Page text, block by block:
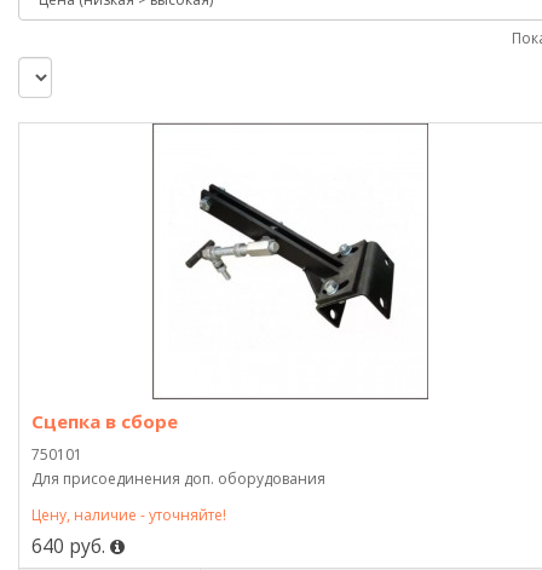
Сцепка в сборе
750101
Для присоединения доп. оборудования
Цену, наличие - уточняйте!
640 руб.